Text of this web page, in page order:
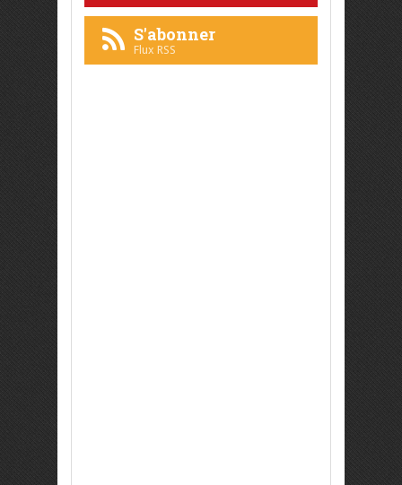
S'abonner
Flux RSS